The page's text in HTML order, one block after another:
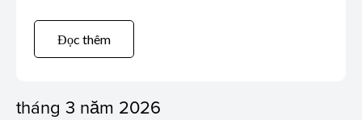
Đọc thêm
tháng 3 năm 2026